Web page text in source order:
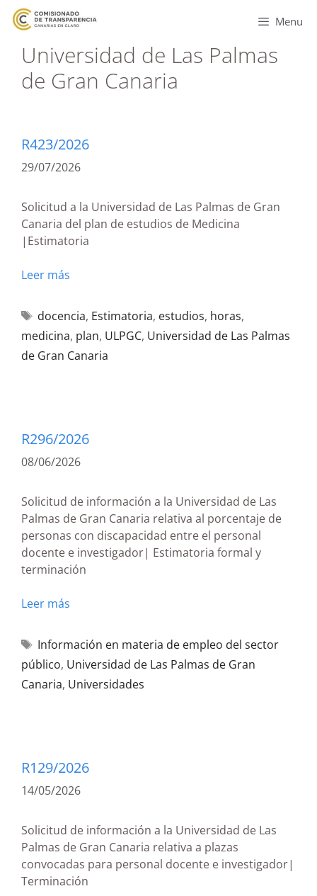
Menu
Universidad de Las Palmas
de Gran Canaria
R423/2026
29/07/2026
Solicitud a la Universidad de Las Palmas de Gran
Canaria del plan de estudios de Medicina
|Estimatoria
Leer más
docencia, Estimatoria, estudios, horas,
medicina, plan, ULPGC, Universidad de Las Palmas
de Gran Canaria
R296/2026
08/06/2026
Solicitud de información a la Universidad de Las
Palmas de Gran Canaria relativa al porcentaje de
personas con discapacidad entre el personal
docente e investigador| Estimatoria formal y
terminación
Leer más
Información en materia de empleo del sector
público, Universidad de Las Palmas de Gran
Canaria, Universidades
R129/2026
14/05/2026
Solicitud de información a la Universidad de Las
Palmas de Gran Canaria relativa a plazas
convocadas para personal docente e investigador|
Terminación